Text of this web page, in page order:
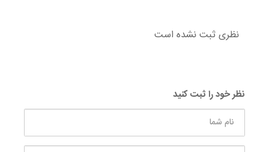
نظری ثبت نشده است
نظر خود را ثبت کنید